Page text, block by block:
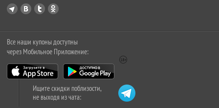
Все наши купоны доступны
через Мобильное Приложение:
Ищите скидки поблизости,
не выходя из чата: